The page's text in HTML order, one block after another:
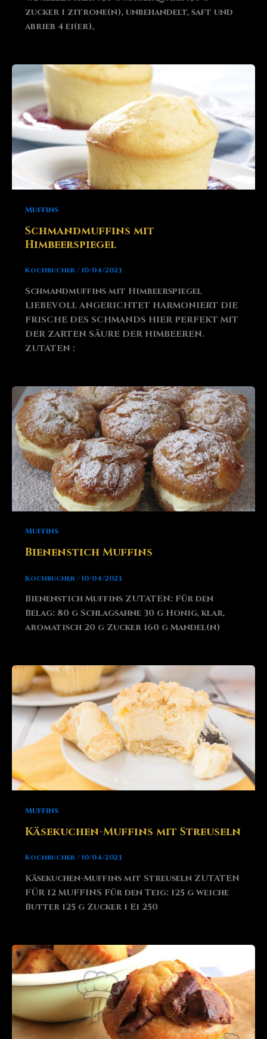
zucker 1 zitrone(n), unbehandelt, saft und
abrieb 4 ei(er),
Muffins
Schmandmuffins mit
Himbeerspiegel
Kochbucher/10/04/2023
Schmandmuffins mit Himbeerspiegel
LIEBEVOLL ANGERICHTET HARMONIERT DIE
FRISCHE DES SCHMANDS HIER PERFEKT MIT
DER ZARTEN SÄURE DER HIMBEEREN.
ZUTATEN :
Muffins
Bienenstich Muffins
Kochbucher/10/04/2023
Bienenstich Muffins ZUTATEN: Für den
Belag: 80 g Schlagsahne 30 g Honig, klar,
aromatisch 20 g Zucker 160 g Mandel(n)
Muffins
Käsekuchen-Muffins mit Streuseln
Kochbucher/10/04/2023
Käsekuchen-Muffins mit Streuseln ZUTATEN
FÜR 12 MUFFINS Für den Teig: 125 g weiche
Butter 125 g Zucker 1 Ei 250